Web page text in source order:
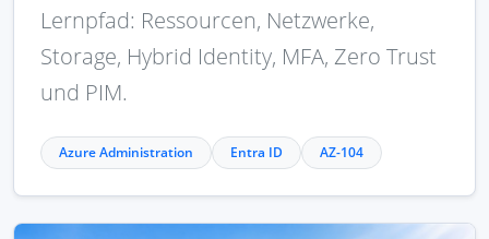
Lernpfad: Ressourcen, Netzwerke,
Storage, Hybrid Identity, MFA, Zero Trust
und PIM.
Azure Administration Entra ID AZ-104